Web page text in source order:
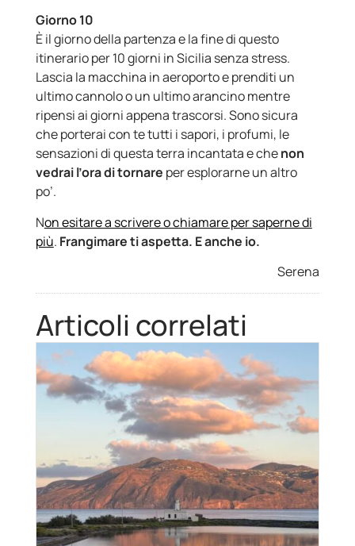
Giorno 10
È il giorno della partenza e la fine di questo
itinerario per 10 giorni in Sicilia senza stress.
Lascia la macchina in aeroporto e prenditi un
ultimo cannolo o un ultimo arancino mentre
ripensi ai giorni appena trascorsi. Sono sicura
che porterai con te tutti i sapori, i profumi, le
sensazioni di questa terra incantata e chenon
vedrai l’ora di tornare per esplorarne un altro
po’.
Non esitare a scrivere o chiamare per saperne di
più. Frangimare ti aspetta. E anche io.
Serena
Articoli correlati